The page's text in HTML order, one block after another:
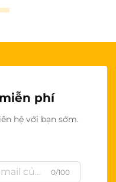
phí
hệ với bạn sớm.
0/100